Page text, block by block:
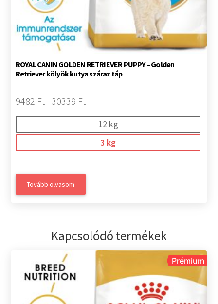
ROYAL CANIN GOLDEN RETRIEVER PUPPY – Golden
Retriever kölyök kutya száraz táp
9482 Ft - 30339 Ft
12 kg
3 kg
Tovább olvasom
Kapcsolódó termékek
Prémium